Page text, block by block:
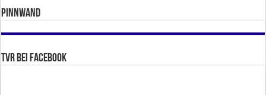
Pinnwand
TVR bei facebook